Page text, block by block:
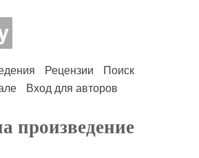
Рецензии
Поиск
Вход для авторов
произведение